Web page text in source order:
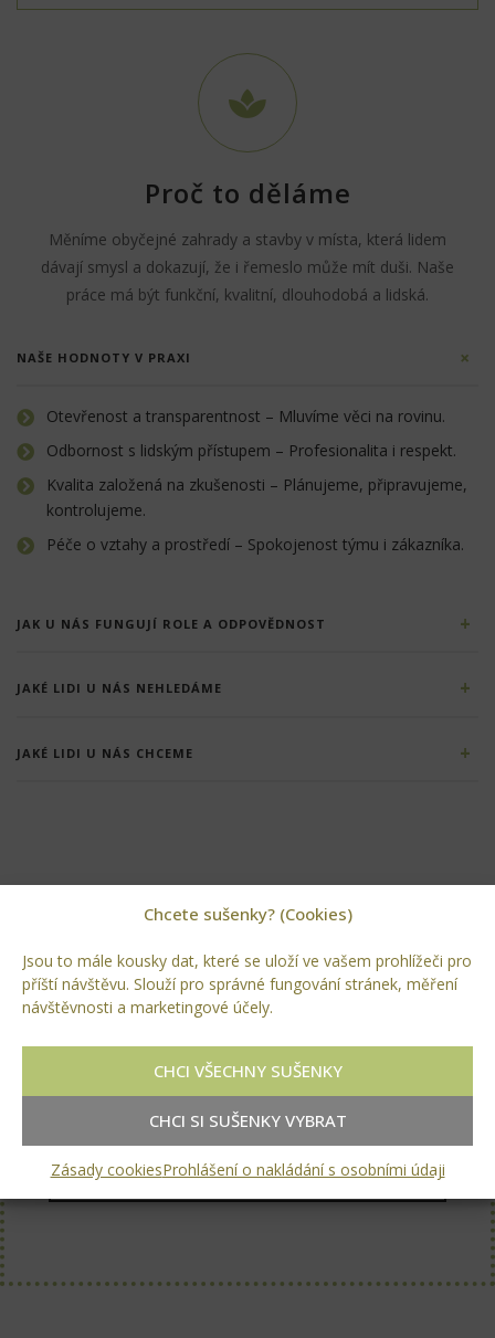
Chcete sušenky? (Cookies)
Jsou to mále kousky dat, které se uloží ve vašem prohlížeči pro
příští návštěvu. Slouží pro správné fungování stránek, měření
návštěvnosti a marketingové účely.
CHCI VŠECHNY SUŠENKY
CHCI SI SUŠENKY VYBRAT
Zásady cookiesProhlášení o nakládání s osobními údaji
Proč to děláme
Měníme obyčejné zahrady a stavby v místa, která lidem
dávají smysl a dokazují, že i řemeslo může mít duši. Naše
práce má být funkční, kvalitní, dlouhodobá a lidská.
NAŠE HODNOTY V PRAXI
Otevřenost a transparentnost – Mluvíme věci na rovinu.
Odbornost s lidským přístupem – Profesionalita i respekt.
Kvalita založená na zkušenosti – Plánujeme, připravujeme,
kontrolujeme.
Péče o vztahy a prostředí – Spokojenost týmu i zákazníka.
JAK U NÁS FUNGUJÍ ROLE A ODPOVĚDNOST
JAKÉ LIDI U NÁS NEHLEDÁME
JAKÉ LIDI U NÁS CHCEME
VOLNÉ POZICE
TECHNIK REALIZACÍ ZAHRAD – ŘEMESLNÍK,
ADMINISTRATIVU